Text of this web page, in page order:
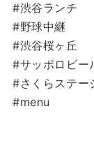
#渋谷ランチ
#野球中継
#渋谷桜ヶ丘
#サッポロビー
#さくらステー
#menu